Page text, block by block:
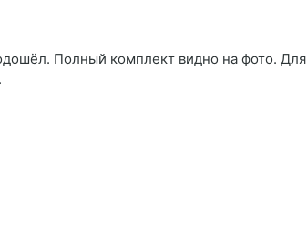
Полный комплект видно на фото. Для